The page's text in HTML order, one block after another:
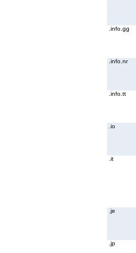
.info.gg
.info.nr
.info.tt
.io
.it
.je
.jp